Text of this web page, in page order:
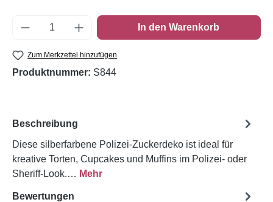
Produkt Anzahl: Gib den gewünschten
In den Warenkorb
Zum Merkzettel hinzufügen
Produktnummer: S844
Beschreibung
Diese silberfarbene Polizei-Zuckerdeko ist ideal für
kreative Torten, Cupcakes und Muffins im Polizei- oder
Sheriff-Look.… Mehr
Bewertungen